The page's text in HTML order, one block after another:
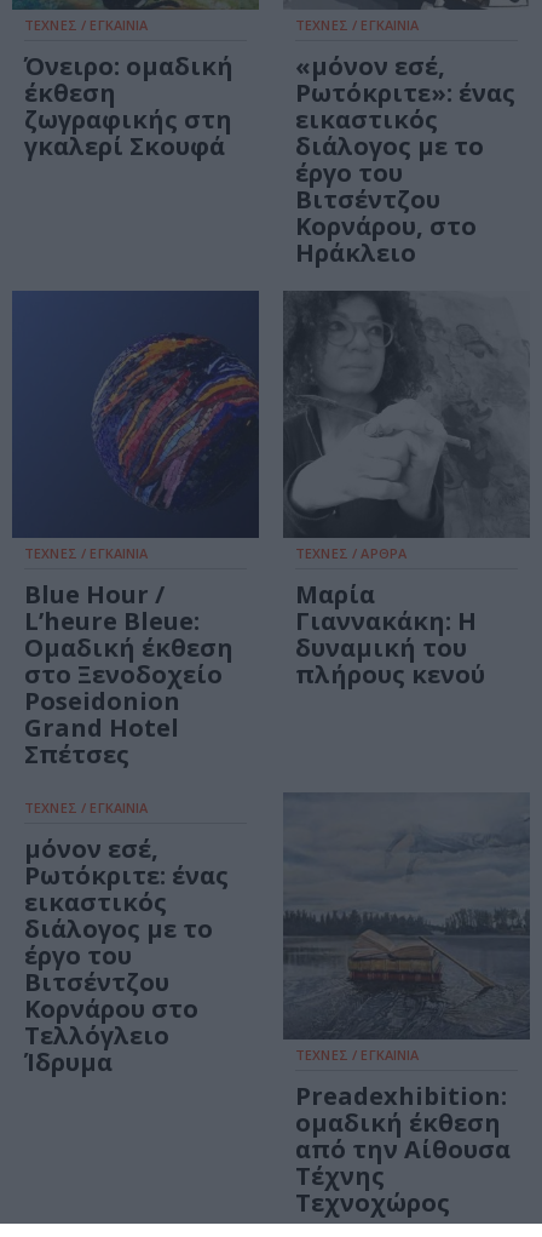
ΤΕΧΝΕΣ / ΕΓΚΑΙΝΙΑ
Όνειρο: ομαδική
έκθεση
ζωγραφικής στη
γκαλερί Σκουφά
ΤΕΧΝΕΣ / ΕΓΚΑΙΝΙΑ
«μόνον εσέ,
Ρωτόκριτε»: ένας
εικαστικός
διάλογος με το
έργο του
Βιτσέντζου
Κορνάρου, στο
Ηράκλειο
ΤΕΧΝΕΣ / ΕΓΚΑΙΝΙΑ
Blue Hour /
L’heure Bleue:
Ομαδική έκθεση
στο Ξενοδοχείο
Poseidonion
Grand Hotel
Σπέτσες
ΤΕΧΝΕΣ / ΑΡΘΡΑ
Μαρία
Γιαννακάκη: Η
δυναμική του
πλήρους κενού
ΤΕΧΝΕΣ / ΕΓΚΑΙΝΙΑ
μόνον εσέ,
Ρωτόκριτε: ένας
εικαστικός
διάλογος με το
έργο του
Βιτσέντζου
Κορνάρου στο
Τελλόγλειο
Ίδρυμα
ΤΕΧΝΕΣ / ΕΓΚΑΙΝΙΑ
Preadexhibition:
ομαδική έκθεση
από την Αίθουσα
Τέχνης
Τεχνοχώρος